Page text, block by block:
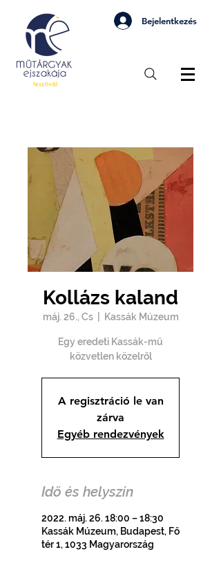
Bejelentkezés
Kollázs kaland
máj. 26., Cs
  |
Kassák Múzeum
Egy eredeti Kassák-mű
közvetlen közelről
A regisztráció le van
zárva
Egyéb rendezvények
Idő és helyszín
2022. máj. 26. 18:00 – 18:30
Kassák Múzeum, Budapest, Fő
tér 1, 1033 Magyarország